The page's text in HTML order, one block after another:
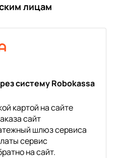
лицам
систему Robokassa
картой на сайте
сайт
шлюз сервиса
сервис
на сайт.